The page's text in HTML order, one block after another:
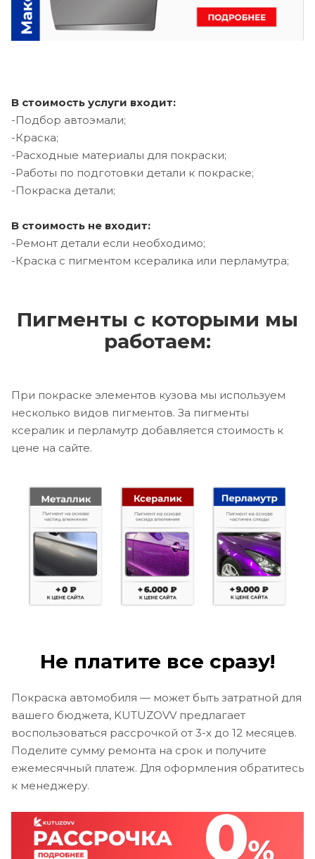
В стоимость услуги входит:
-Подбор автоэмали;
-Краска;
-Расходные материалы для покраски;
-Работы по подготовки детали к покраске;
-Покраска детали;
В стоимость не входит:
-Ремонт детали если необходимо;
-Краска с пигментом ксералика или перламутра;
Пигменты с которыми мы
работаем:
При покраске элементов кузова мы используем
несколько видов пигментов. За пигменты
ксералик и перламутр добавляется стоимость к
цене на сайте.
Не платите все сразу!
Покраска автомобиля — может быть затратной для
вашего бюджета, KUTUZOVV предлагает
воспользоваться рассрочкой от 3-х до 12 месяцев.
Поделите сумму ремонта на срок и получите
ежемесячный платеж. Для оформления обратитесь
к менеджеру.